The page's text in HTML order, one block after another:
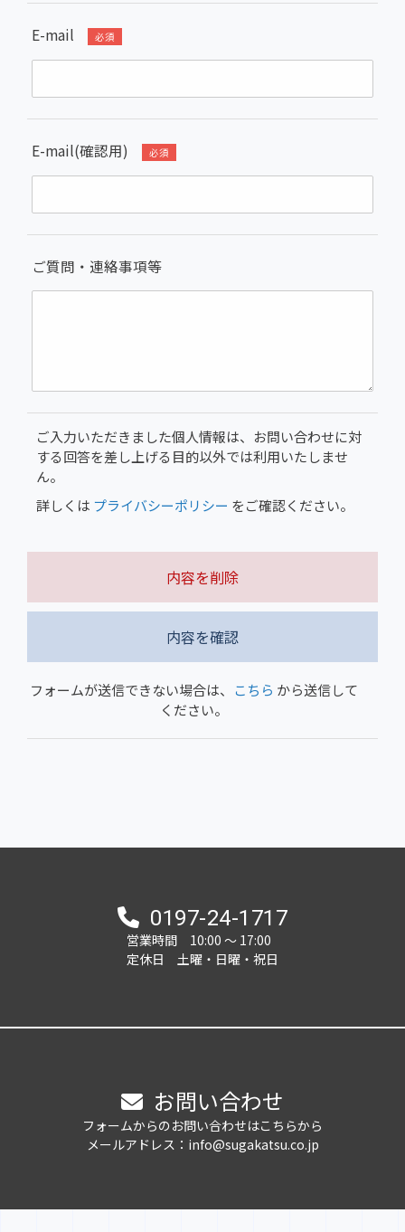
E-mail 必須
E-mail(確認用) 必須
ご質問・連絡事項等
ご入力いただきました個人情報は、お問い合わせに対
する回答を差し上げる目的以外では利用いたしませ
ん。
詳しくは プライバシーポリシー をご確認ください。
内容を削除
内容を確認
フォームが送信できない場合は、 こちら から送信して
ください。
0197-24-1717
営業時間 10:00 ～ 17:00
定休日 土曜・日曜・祝日
お問い合わせ
フォームからのお問い合わせはこちらから
メールアドレス：info@sugakatsu.co.jp